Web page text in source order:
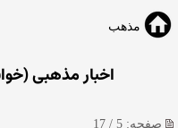
مذهب
اخبار مذهبی
صفحه: 5 / 17